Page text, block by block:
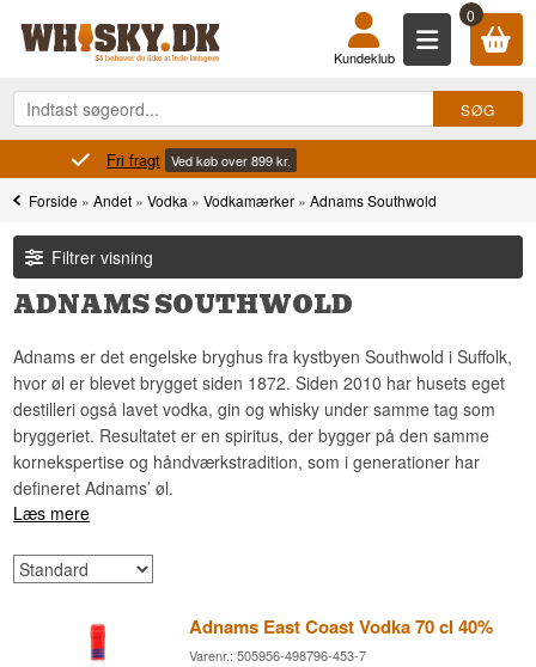
0
Kundeklub
Fri fragt Ved køb over 899 kr.
Forside »Andet »Vodka »Vodkamærker »Adnams Southwold
Filtrer visning
ADNAMS SOUTHWOLD
Adnams er det engelske bryghus fra kystbyen Southwold i Suffolk,
hvor øl er blevet brygget siden 1872. Siden 2010 har husets eget
destilleri også lavet vodka, gin og whisky under samme tag som
bryggeriet. Resultatet er en spiritus, der bygger på den samme
kornekspertise og håndværkstradition, som i generationer har
defineret Adnams’ øl.
Læs mere
Adnams East Coast Vodka 70 cl 40%
Varenr.: 505956-498796-453-7